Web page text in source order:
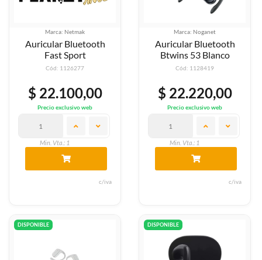
Marca: Netmak
Auricular Bluetooth
Fast Sport
Cód: 1126277
$ 22.100,00
Precio exclusivo web
Min. Vta.: 1
c/iva
Marca: Noganet
Auricular Bluetooth
Btwins 53 Blanco
Cód: 1128419
$ 22.220,00
Precio exclusivo web
Min. Vta.: 1
c/iva
DISPONIBLE DISPONIBLE